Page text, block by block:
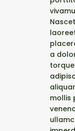
a
mollis